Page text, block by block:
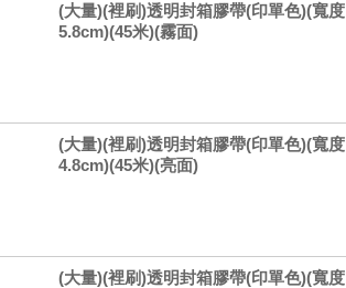
(大量)(裡刷)透明封箱膠帶(印單色)(寬度
5.8cm)(45米)(霧面)
(大量)(裡刷)透明封箱膠帶(印單色)(寬度
4.8cm)(45米)(亮面)
(大量)(裡刷)透明封箱膠帶(印單色)(寬度